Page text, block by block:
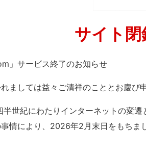
サイト
」サービス終了のお知らせ
ましては益々ご清祥のこととお慶び
世紀にわたりインターネットの変
情により、2026年2月末日をもちま